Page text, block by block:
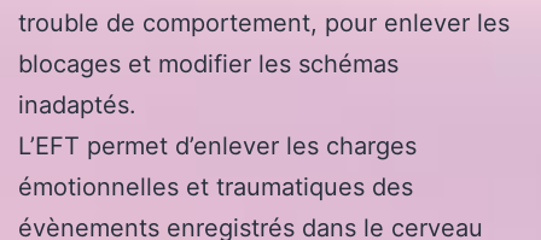
trouble de comportement, pour enlever les
blocages et modifier les schémas
inadaptés.
L’EFT permet d’enlever les charges
émotionnelles et traumatiques des
évènements enregistrés dans le cerveau